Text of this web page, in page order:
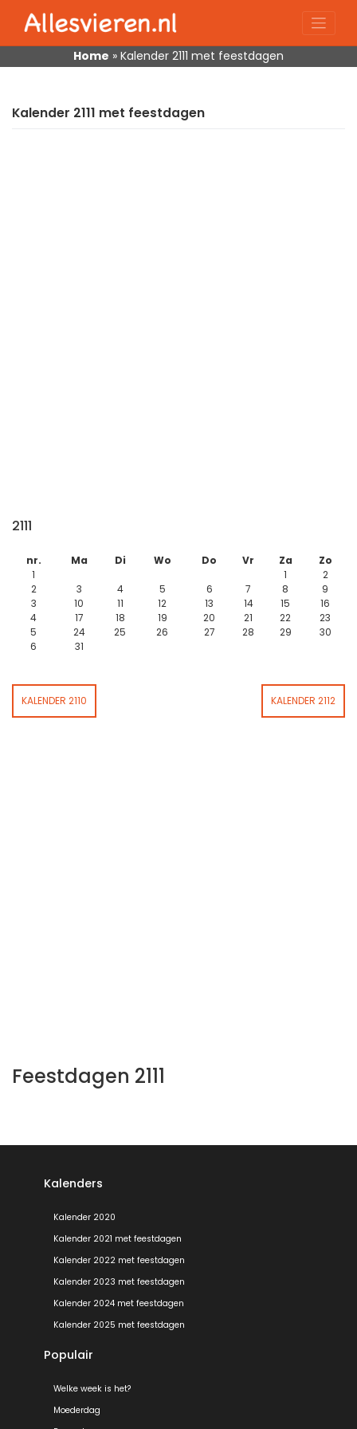
content
Home » Kalender 2111 met feestdagen
Kalender 2111 met feestdagen
2111
nr. Ma Di Wo Do Vr Za
Zo
1
1
2
2
3 4 5 6 7 8
9
3
10 11 12 13 14 15
16
4
17 18 19 20 21 22
23
5
24 25 26 27 28 29
30
6
31
KALENDER 2110 KALENDER 2112
Feestdagen 2111
Kalenders
Kalender 2020
Kalender 2021 met feestdagen
Kalender 2022 met feestdagen
Kalender 2023 met feestdagen
Kalender 2024 met feestdagen
Kalender 2025 met feestdagen
Populair
Welke week is het?
Moederdag